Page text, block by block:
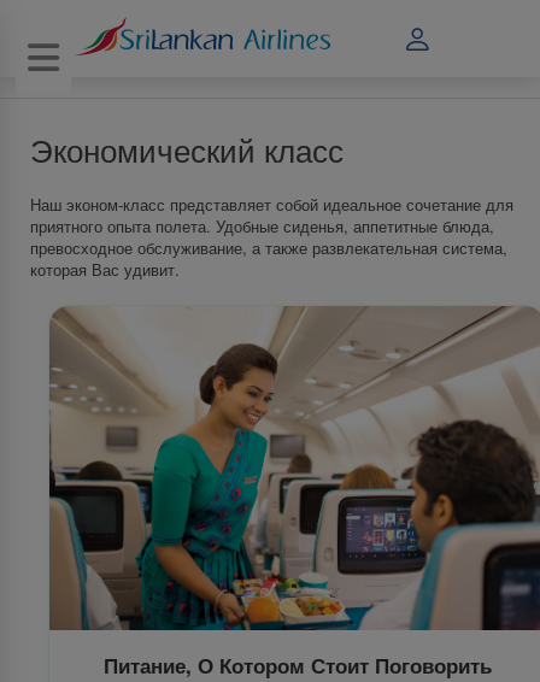
Toggle navigation
Экономический класс
Наш эконом-класс представляет собой идеальное сочетание для
приятного опыта полета. Удобные сиденья, аппетитные блюда,
превосходное обслуживание, а также развлекательная система,
которая Вас удивит.
Питание, О Котором Стоит Поговорить